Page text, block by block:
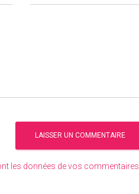
les données de vos commentaires